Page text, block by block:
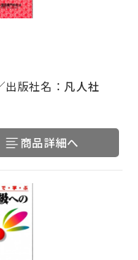
出版社名： 凡人社
商品詳細へ